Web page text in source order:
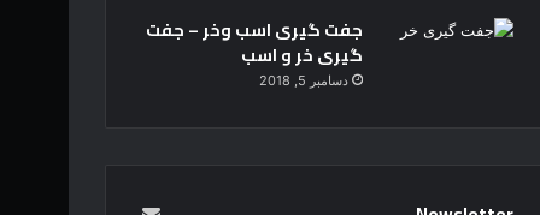
جفت گیری اسب وخر – جفت
گیری خر و اسب
دسامبر 5, 2018